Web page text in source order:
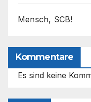
Mensch, SCB!
Kommentare
Es sind keine